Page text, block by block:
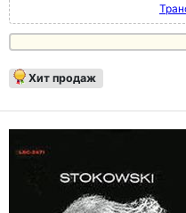
Хит продаж